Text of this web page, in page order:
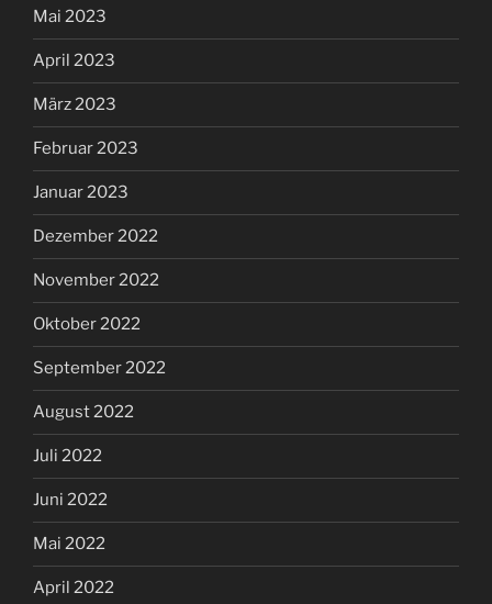
Mai 2023
April 2023
März 2023
Februar 2023
Januar 2023
Dezember 2022
November 2022
Oktober 2022
September 2022
August 2022
Juli 2022
Juni 2022
Mai 2022
April 2022